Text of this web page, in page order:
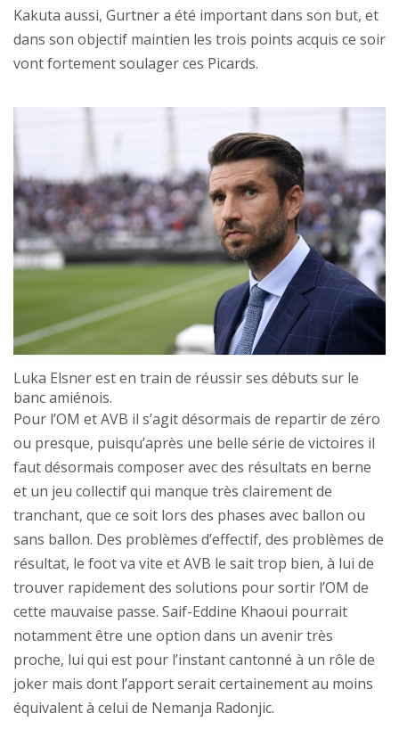
Kakuta aussi, Gurtner a été important dans son but, et
dans son objectif maintien les trois points acquis ce soir
vont fortement soulager ces Picards.
Luka Elsner est en train de réussir ses débuts sur le
banc amiénois.
Pour l’OM et AVB il s’agit désormais de repartir de zéro
ou presque, puisqu’après une belle série de victoires il
faut désormais composer avec des résultats en berne
et un jeu collectif qui manque très clairement de
tranchant, que ce soit lors des phases avec ballon ou
sans ballon. Des problèmes d’effectif, des problèmes de
résultat, le foot va vite et AVB le sait trop bien, à lui de
trouver rapidement des solutions pour sortir l’OM de
cette mauvaise passe. Saif-Eddine Khaoui pourrait
notamment être une option dans un avenir très
proche, lui qui est pour l’instant cantonné à un rôle de
joker mais dont l’apport serait certainement au moins
équivalent à celui de Nemanja Radonjic.